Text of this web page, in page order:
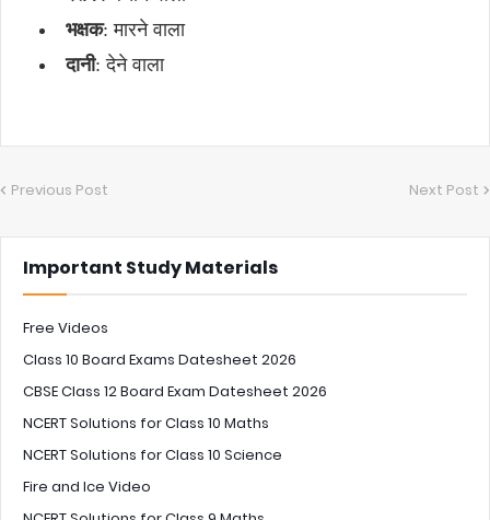
भक्षक: मारने वाला
दानी: देने वाला
Previous Post Next Post
Important Study Materials
Free Videos
Class 10 Board Exams Datesheet 2026
CBSE Class 12 Board Exam Datesheet 2026
NCERT Solutions for Class 10 Maths
NCERT Solutions for Class 10 Science
Fire and Ice Video